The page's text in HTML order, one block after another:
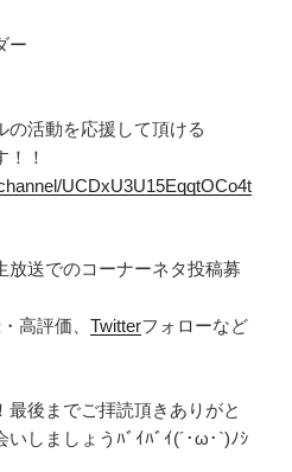
ー
の活動を応援して頂ける
！！
UCDxU3U15EqqtOCo4t
放送でのコーナーネタ投稿募
高評価、 Twitterフォローなど
後までご拝読頂きありがと
いしましょうﾊﾞｲﾊﾞｲ(´･ω･`)ﾉｼ